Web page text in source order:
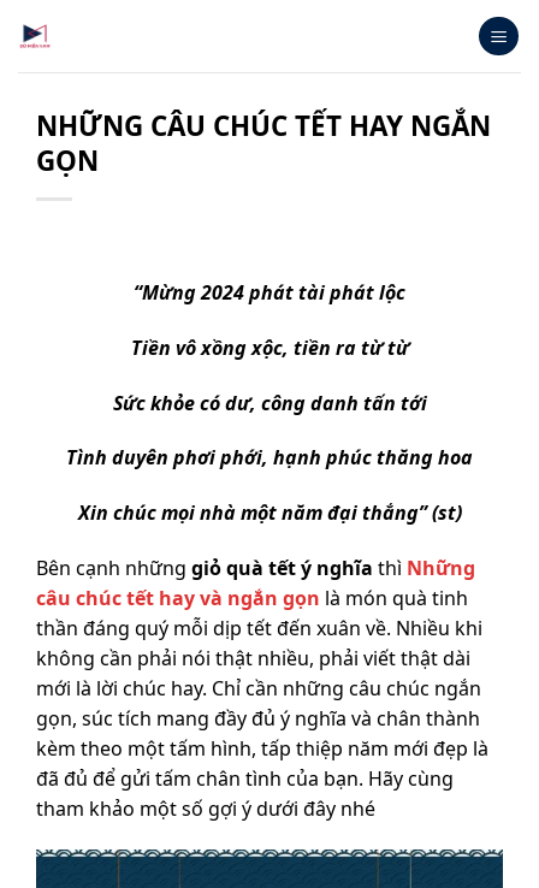
qua
nội
NHỮNG CÂU CHÚC TẾT HAY NGẮN
GỌN
“Mừng 2024 phát tài phát lộc
Tiền vô xồng xộc, tiền ra từ từ
Sức khỏe có dư, công danh tấn tới
Tình duyên phơi phới, hạnh phúc thăng hoa
Xin chúc mọi nhà một năm đại thắng” (st)
Bên cạnh những giỏ quà tết ý nghĩa thì Những
câu chúc tết hay và ngắn gọn là món quà tinh
thần đáng quý mỗi dịp tết đến xuân về. Nhiều khi
không cần phải nói thật nhiều, phải viết thật dài
mới là lời chúc hay. Chỉ cần những câu chúc ngắn
gọn, súc tích mang đầy đủ ý nghĩa và chân thành
kèm theo một tấm hình, tấp thiệp năm mới đẹp là
đã đủ để gửi tấm chân tình của bạn. Hãy cùng
tham khảo một số gợi ý dưới đây nhé